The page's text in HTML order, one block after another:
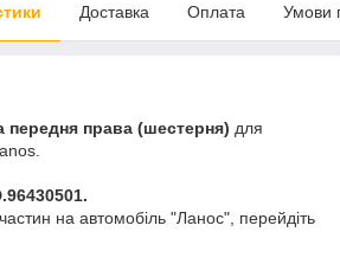
Доставка Оплата Умови
передня права (шестерня) для
на автомобіль "Ланос", перейдіть